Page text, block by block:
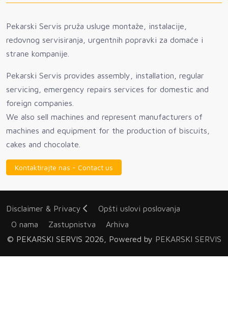
Pekarski Servis pruža usluge montaže, instalacije,
redovnog servisiranja, urgentnih popravki za domaće i
strane kompanije.
Pekarski Servis provides assembly, installation, regular
servicing, emergency repairs services for domestic and
foreign companies.
We also sell machines and represent manufacturers of
machines and equipment for the production of biscuits,
cakes and chocolate.
Kontaktirajte nas - Contact us
Disclaimer & Privacy
Opšti uslovi poslovanja
O nama
Zastupnistva
Arhiva
© PEKARSKI SERVIS 2026, Powered by PEKARSKI SERVIS